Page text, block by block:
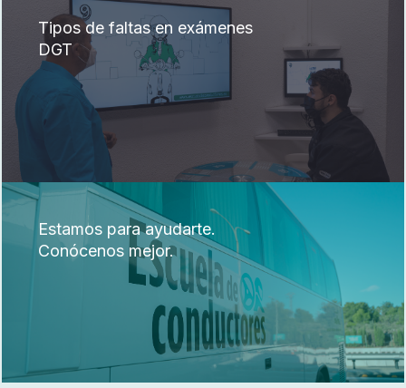
Tipos de faltas en exámenes
DGT
Estamos para ayudarte.
Conócenos mejor.